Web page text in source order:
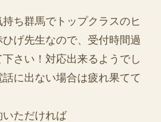
持ち群馬でトップクラスのヒ
げ先生なので、受付時間過
さい！対応出来るようでし
に出ない場合は疲れ果てて
いただければ